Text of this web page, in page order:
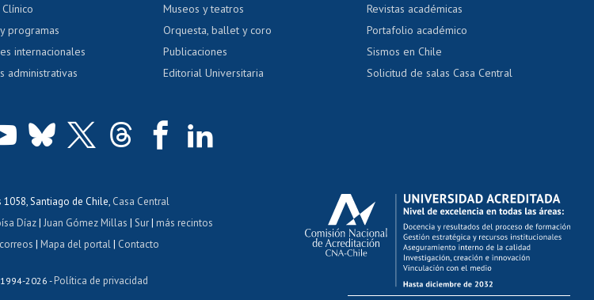
Tarjeta TUI Acoso laboral, sexual y violencia Denuncias administrativas
programas
internacionales
administrativas
Museos y teatros
Orquesta, ballet y coro
Publicaciones
Editorial Universitaria
Revistas académicas
Portafolio académico
Sismos en Chile
Solicitud de salas Casa Central
Santiago de Chile, Casa Central
Díaz| Juan Gómez Millas | Sur| más recintos
|Mapa del portal| Contacto
, 1994-2026 -Política de privacidad